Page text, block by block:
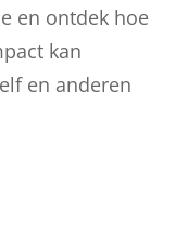
en ontdek hoe
kan
en anderen